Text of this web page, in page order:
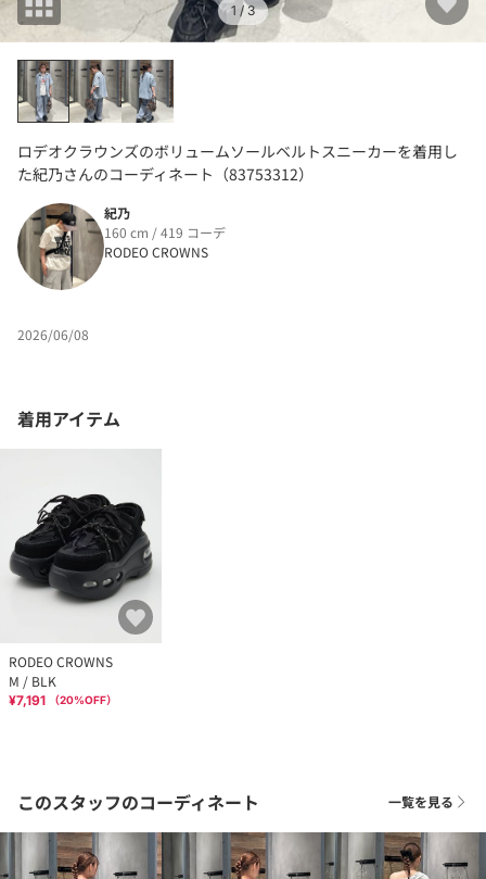
1 / 3
ロデオクラウンズのボリュームソールベルトスニーカーを着用し
た紀乃さんのコーディネート（83753312）
紀乃
160 cm / 419 コーデ
RODEO CROWNS
2026/06/08
着用アイテム
RODEO CROWNS
M / BLK
¥7,191 （20%OFF）
このスタッフのコーディネート 一覧を見る